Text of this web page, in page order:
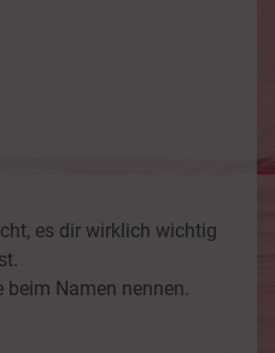
es dir wirklich wichtig
beim Namen nennen.